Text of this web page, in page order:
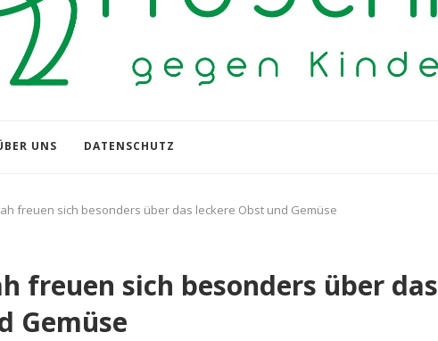
UNS DATENSCHUTZ
freuen sich besonders über das leckere Obst und Gemüse
freuen sich besonders über das
Gemüse